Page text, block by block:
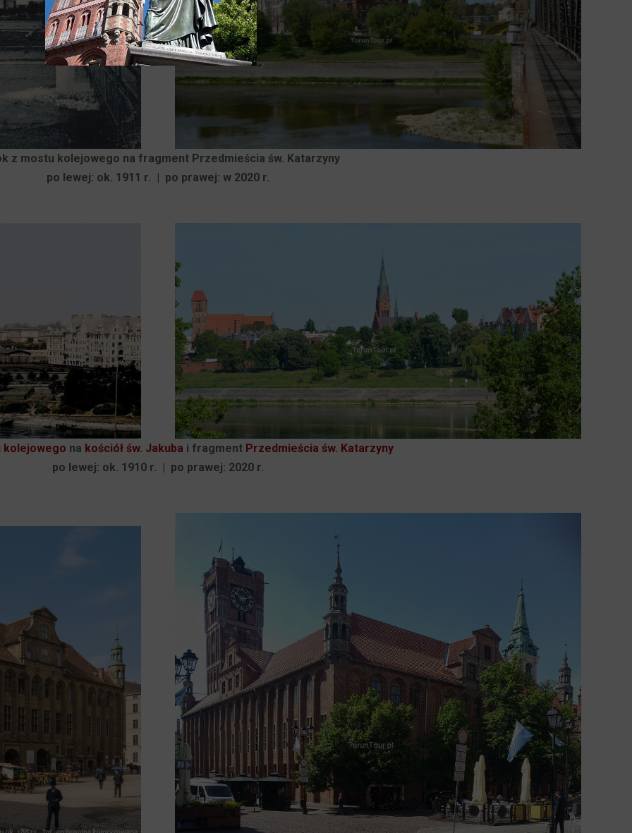
z mostu kolejowego na fragment Przedmieścia św. Katarzyny
po lewej: ok. 1911 r. | po prawej: w 2020 r.
kolejowego na kościół św. Jakuba i fragment Przedmieścia św. Katarzyny
po lewej: ok. 1910 r. | po prawej: 2020 r.